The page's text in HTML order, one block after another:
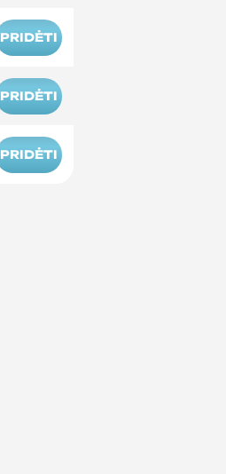
PRIDĖTI
PRIDĖTI
PRIDĖTI